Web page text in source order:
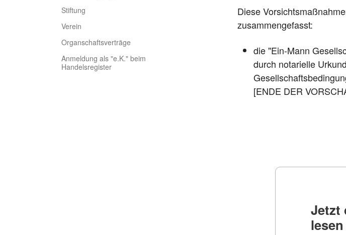
Stiftung
Verein
Organschaftsverträge
Anmeldung als "e.K." beim
Handelsregister
Diese
zusammengefasst:
die "Ein-Mann
durch notarielle
[ENDE DER
Jetzt
lesen